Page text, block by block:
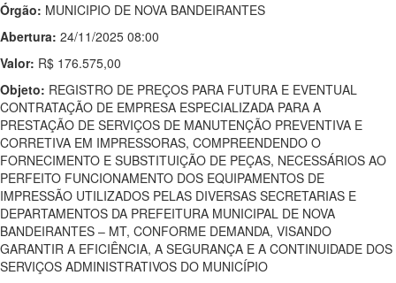
Órgão: MUNICIPIO DE NOVA BANDEIRANTES
Abertura: 24/11/2025 08:00
Valor: R$ 176.575,00
Objeto: REGISTRO DE PREÇOS PARA FUTURA E EVENTUAL
CONTRATAÇÃO DE EMPRESA ESPECIALIZADA PARA A
PRESTAÇÃO DE SERVIÇOS DE MANUTENÇÃO PREVENTIVA E
CORRETIVA EM IMPRESSORAS, COMPREENDENDO O
FORNECIMENTO E SUBSTITUIÇÃO DE PEÇAS, NECESSÁRIOS AO
PERFEITO FUNCIONAMENTO DOS EQUIPAMENTOS DE
IMPRESSÃO UTILIZADOS PELAS DIVERSAS SECRETARIAS E
DEPARTAMENTOS DA PREFEITURA MUNICIPAL DE NOVA
BANDEIRANTES – MT, CONFORME DEMANDA, VISANDO
GARANTIR A EFICIÊNCIA, A SEGURANÇA E A CONTINUIDADE DOS
SERVIÇOS ADMINISTRATIVOS DO MUNICÍPIO